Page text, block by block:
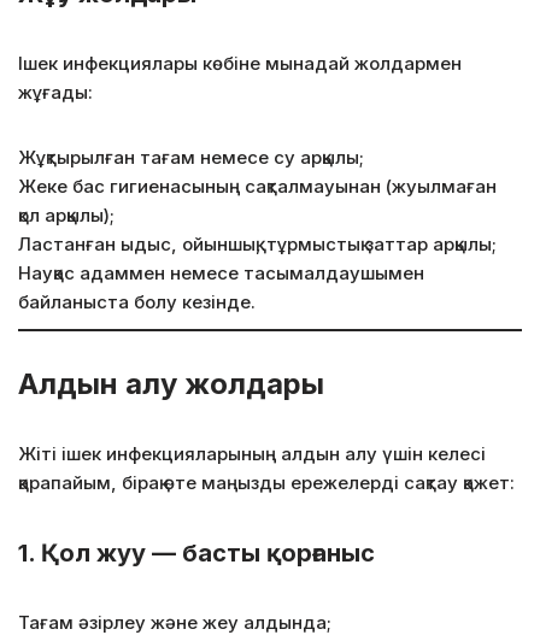
Ішек инфекциялары көбіне мынадай жолдармен
жұғады:
Жұқтырылған тағам немесе су арқылы;
Жеке бас гигиенасының сақталмауынан (жуылмаған
қол арқылы);
Ластанған ыдыс, ойыншық, тұрмыстық заттар арқылы;
Науқас адаммен немесе тасымалдаушымен
байланыста болу кезінде.
Алдын алу жолдары
Жіті ішек инфекцияларының алдын алу үшін келесі
қарапайым, бірақ өте маңызды ережелерді сақтау қажет:
1. Қол жуу — басты қорғаныс
Тағам әзірлеу және жеу алдында;